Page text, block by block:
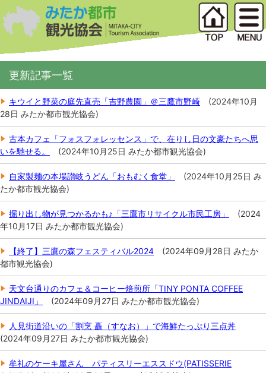
更新記事一覧
キウイと野菜の庭先直売「吉野農園」＠三鷹市野崎 (2024年10月
28日 みたか都市観光協会)
古本カフェ「フォスフォレッセンス」で、在りし日の文豪たちへ思
いを馳せる。
(2024年10月25日 みたか都市観光協会)
自家製麺の本場讃岐うどん「おもむく食堂」 (2024年10月25日 み
たか都市観光協会)
掘り出し物が見つかるかも♪「三鷹市リサイクル市民工房」 (2024
年10月17日 みたか都市観光協会)
【終了】三鷹の森フェスティバル2024 (2024年09月28日 みたか
都市観光協会)
天文台通りのカフェ＆コーヒー焙煎所「TINY PONTA COFFEE
JINDAIJI」
(2024年09月27日 みたか都市観光協会)
人見街道沿いの「割烹 矗（すなお）」で海鮮たっぷり三点丼
(2024年09月27日 みたか都市観光協会)
牟礼のケーキ屋さん パティスリーエススドウ(PATISSERIE